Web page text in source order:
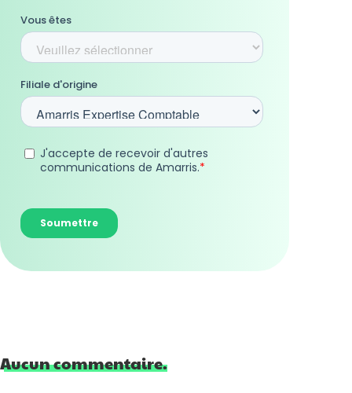
Aucun commentaire.